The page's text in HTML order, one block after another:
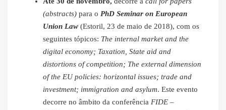
(abstracts) para o PhD Seminar on European
Union Law (Estoril, 23 de maio de 2018), com os
seguintes tópicos: The internal market and the
digital economy; Taxation, State aid and
distortions of competition; The external dimension
of the EU policies: horizontal issues; trade and
investment; immigration and asylum. Este evento
decorre no âmbito da conferência FIDE –